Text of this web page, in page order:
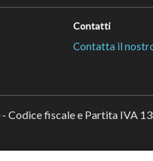
Contatti
Contatta il
Codice fiscale e Partita IVA